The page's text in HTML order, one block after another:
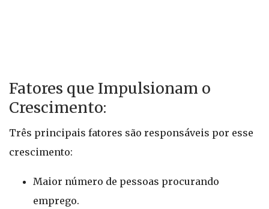
Fatores que Impulsionam o
Crescimento:
Três principais fatores são responsáveis por esse
crescimento:
Maior número de pessoas procurando
emprego.